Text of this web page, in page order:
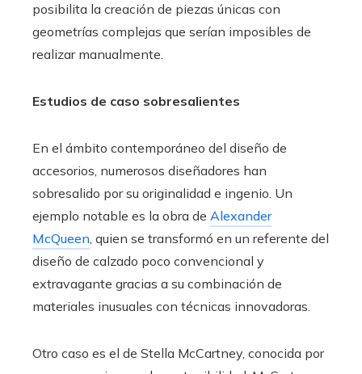
posibilita la creación de piezas únicas con
geometrías complejas que serían imposibles de
realizar manualmente.
Estudios de caso sobresalientes
En el ámbito contemporáneo del diseño de
accesorios, numerosos diseñadores han
sobresalido por su originalidad e ingenio. Un
ejemplo notable es la obra de Alexander
McQueen, quien se transformó en un referente del
diseño de calzado poco convencional y
extravagante gracias a su combinación de
materiales inusuales con técnicas innovadoras.
Otro caso es el de Stella McCartney, conocida por